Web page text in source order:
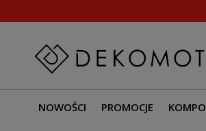
NOWOŚCI PROMOCJE